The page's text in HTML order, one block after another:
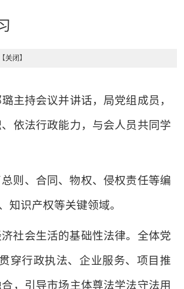
关闭 】
主持会议并讲话，局党组成员，
依法行政能力，与会人员共同学
则、合同、物权、侵权责任等编
知识产权等关键领域。
社会生活的基础性法律。全体党
穿行政执法、企业服务、项目推
，引导市场主体尊法学法守法用